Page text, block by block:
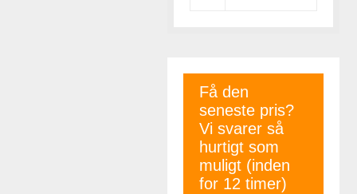
Få den
seneste pris?
Vi svarer så
hurtigt som
muligt (inden
for 12 timer)